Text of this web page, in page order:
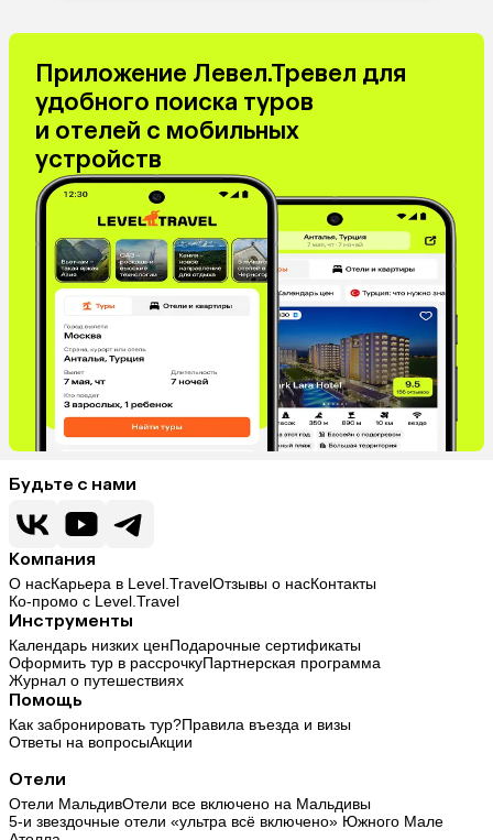
Приложение Левел.Тревел для
удобного поиска туров
и отелей с мобильных
устройств
Будьте с нами
Компания
О насКарьера в Level.TravelОтзывы о насКонтакты
Ко-промо с Level.Travel
Инструменты
Календарь низких ценПодарочные сертификаты
Оформить тур в рассрочкуПартнерская программа
Журнал о путешествиях
Помощь
Как забронировать тур?Правила въезда и визы
Ответы на вопросыАкции
Отели
Отели МальдивОтели все включено на Мальдивы
5-и звездочные отели «ультра всё включено» Южного Мале